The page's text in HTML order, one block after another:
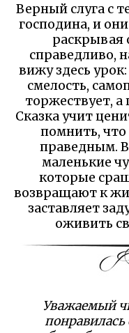
Верный слуга с
господина, и
раскрывая
справедливо,
вижу здесь
смелость,
торжествует, а
Сказка учит
помнить,
праведным. В
маленькие
которые
возвращают к
заставляет
оживить
Уважаемый